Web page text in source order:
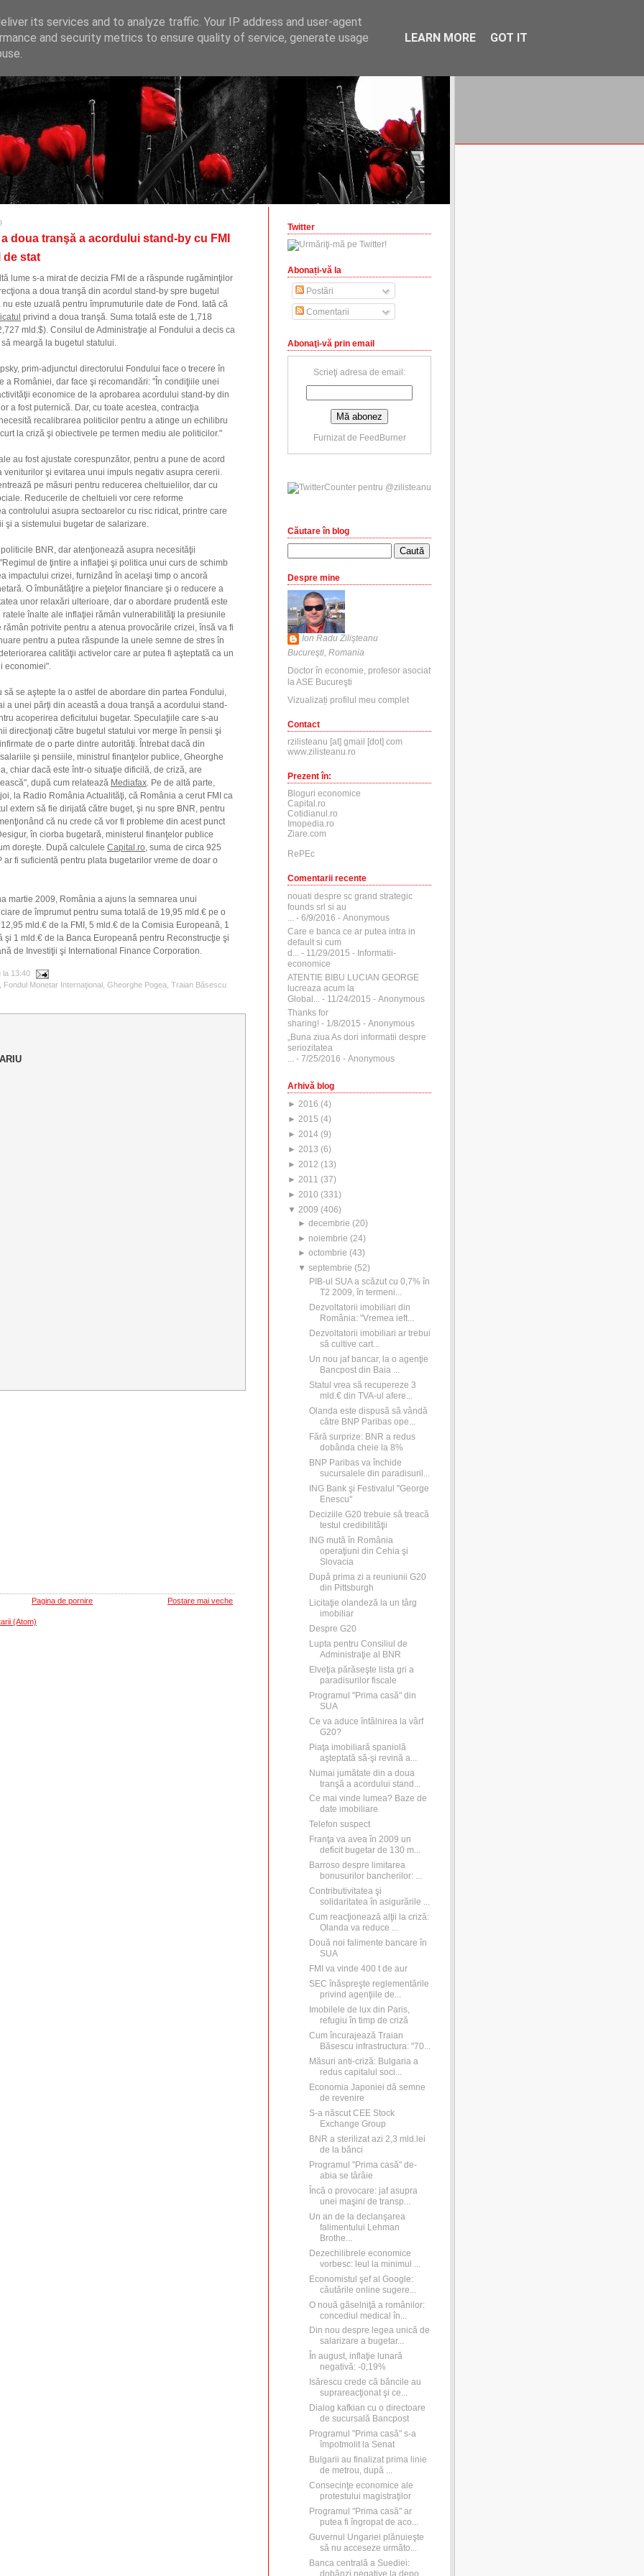
economice
doua tranşă a acordului stand-by cu FMI
de stat
lume s-a mirat de decizia FMI de a răspunde rugăminţilor
a doua tranşă din acordul stand-by spre bugetul
este uzuală pentru împrumuturile date de Fond. Iată că
privind a doua tranşă. Suma totală este de 1,718
mld.$). Consilul de Administraţie al Fondului a decis ca
meargă la bugetul statului.
prim-adjunctul directorului Fondului face o trecere în
a României, dar face şi recomandări: "În condiţiile unei
economice de la aprobarea acordului stand-by din
a fost puternică. Dar, cu toate acestea, contracţia
recalibrarea politicilor pentru a atinge un echilibru
la criză şi obiectivele pe termen mediu ale politicilor."
au fost ajustate corespunzător, pentru a pune de acord
veniturilor şi evitarea unui impuls negativ asupra cererii.
pe măsuri pentru reducerea cheltuielilor, dar cu
Reducerile de cheltuieli vor cere reforme
controlului asupra sectoarelor cu risc ridicat, printre care
şi a sistemului bugetar de salarizare.
BNR, dar atenţionează asupra necesităţii
de ţintire a inflaţiei şi politica unui curs de schimb
impactului crizei, furnizând în acelaşi timp o ancoră
O îmbunătăţire a pieţelor financiare şi o reducere a
unor relaxări ulterioare, dar o abordare prudentă este
înalte ale inflaţiei rămân vulnerabilităţi la presiunile
potrivite pentru a atenua provocările crizei, însă va fi
pentru a putea răspunde la unele semne de stres în
calităţii activelor care ar putea fi aşteptată ca un
economiei".
se aştepte la o astfel de abordare din partea Fondului,
a unei părţi din această a doua tranşă a acordului stand-
acoperirea deficitului bugetar. Speculaţiile care s-au
direcţionaţi către bugetul statului vor merge în pensii şi
de o parte dintre autorităţi. Întrebat dacă din
şi pensiile, ministrul finanţelor publice, Gheorghe
chiar dacă este într-o situaţie dificilă, de criză, are
după cum relatează Mediafax. Pe de altă parte,
la Radio România Actualităţi, că România a cerut FMI ca
extern să fie dirijată către buget, şi nu spre BNR, pentru
că nu crede că vor fi probleme din acest punct
în ciorba bugetară, ministerul finanţelor publice
doreşte. După calculele Capital.ro, suma de circa 925
ar fi suficientă pentru plata bugetarilor vreme de doar o
martie 2009, România a ajuns la semnarea unui
de împrumut pentru suma totală de 19,95 mld.€ pe o
mld.€ de la FMI, 5 mld.€ de la Comisia Europeană, 1
şi 1 mld.€ de la Banca Europeană pentru Reconstrucţie şi
de Investiţii şi International Finance Corporation.
la 13:40
Fondul Monetar Internaţional Gheorghe Pogea Traian Băsescu
Postare mai veche
Pagina de pornire
(Atom)
Twitter
Abonați-vă la
Postări
Comentarii
Abonaţi-vă prin email
Scrieţi adresa de email:
Furnizat de FeedBurner
Căutare în blog
Despre mine
Ion Radu Zilişteanu
Bucureşti, Romania
Doctor în economie, profesor asociat
la ASE Bucureşti
Vizualizați profilul meu complet
Contact
rzilisteanu [at] gmail [dot] com
www.zilisteanu.ro
Prezent în:
Bloguri economice
Capital.ro
Cotidianul.ro
Imopedia.ro
Ziare.com
RePEc
Comentarii recente
nouati despre sc grand strategic
founds srl si au
... - 6/9/2016 - Anonymous
Care e banca ce ar putea intra in
default si cum
d... - 11/29/2015 - Informatii-
economice
ATENTIE BIBU LUCIAN GEORGE
lucreaza acum la
Global... - 11/24/2015 - Anonymous
Thanks for
sharing! - 1/8/2015 - Anonymous
„Buna ziua As dori informatii despre
seriozitatea
... - 7/25/2016 - Anonymous
Arhivă blog
► 2016 (4)
► 2015 (4)
► 2014 (9)
► 2013 (6)
► 2012 (13)
► 2011 (37)
► 2010 (331 )
▼ 2009 (406)
►decembrie (20)
► noiembrie (24)
►octombrie (43)
▼septembrie (52)
PIB-ul SUA a scăzut cu 0,7% în
T2 2009, în termeni...
Dezvoltatorii imobiliari din
România: "Vremea ieft...
Dezvoltatorii imobiliari ar trebui
să cultive cart...
Un nou jaf bancar, la o agenţie
Bancpost din Baia ...
Statul vrea să recupereze 3
mld.€ din TVA-ul afere...
Olanda este dispusă să vândă
către BNP Paribas ope...
Fără surprize: BNR a redus
dobânda cheie la 8%
BNP Paribas va închide
sucursalele din paradisuril...
ING Bank şi Festivalul "George
Enescu"
Deciziile G20 trebuie să treacă
testul credibilităţii
ING mută în România
operaţiuni din Cehia şi
Slovacia
După prima zi a reuniunii G20
din Pittsburgh
Licitaţie olandeză la un târg
imobiliar
Despre G20
Lupta pentru Consiliul de
Administraţie al BNR
Elveţia părăseşte lista gri a
paradisurilor fiscale
Programul "Prima casă" din
SUA
Ce va aduce întâlnirea la vârf
G20?
Piaţa imobiliară spaniolă
aşteptată să-şi revină a...
Numai jumătate din a doua
tranşă a acordului stand...
Ce mai vinde lumea? Baze de
date imobiliare
Telefon suspect
Franţa va avea în 2009 un
deficit bugetar de 130 m...
Barroso despre limitarea
bonusurilor bancherilor: ...
Contributivitatea şi
solidaritatea în asigurările ...
Cum reacţionează alţii la criză:
Olanda va reduce ...
Două noi falimente bancare în
SUA
FMI va vinde 400 t de aur
SEC înăspreşte reglementările
privind agenţiile de...
Imobilele de lux din Paris,
refugiu în timp de criză
Cum încurajează Traian
Băsescu infrastructura: "70...
Măsuri anti-criză: Bulgaria a
redus capitalul soci...
Economia Japoniei dă semne
de revenire
S-a născut CEE Stock
Exchange Group
BNR a sterilizat azi 2,3 mld.lei
de la bănci
Programul "Prima casă" de-
abia se târâie
Încă o provocare: jaf asupra
unei maşini de transp...
Un an de la declanşarea
falimentului Lehman
Brothe...
Dezechilibrele economice
vorbesc: leul la minimul ...
Economistul şef al Google:
căutările online sugere...
O nouă găselniţă a românilor:
concediul medical în...
Din nou despre legea unică de
salarizare a bugetar...
În august, inflaţie lunară
negativă: -0,19%
Isărescu crede că băncile au
suprareacţionat şi ce...
Dialog kafkian cu o directoare
de sucursală Bancpost
Programul "Prima casă" s-a
împotmolit la Senat
Bulgarii au finalizat prima linie
de metrou, după ...
Consecinţe economice ale
protestului magistraţilor
Programul "Prima casă" ar
putea fi îngropat de aco...
Guvernul Ungariei plănuieşte
să nu acceseze următo...
Banca centrală a Suediei:
dobânzi negative la depo...
its services and to analyze traffic. Your IP address and user-agent
and security metrics to ensure quality of service, generate usage
LEARN MORE GOT IT